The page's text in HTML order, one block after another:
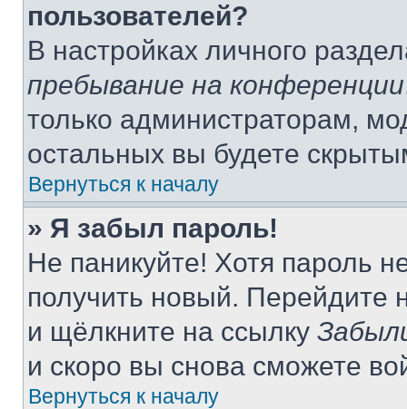
пользователей?
В настройках личного
пребывание на конференции
только администраторам,
остальных вы будете
Вернуться к началу
» Я забыл пароль!
Не паникуйте! Хотя пароль
получить новый. Перейдите
и щёлкните на ссылку
и скоро вы снова сможете
Вернуться к началу